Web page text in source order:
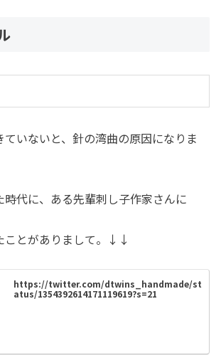
いないと、針の湾曲の原因になりま
代に、ある先輩刺し子作家さんに
ことがありまして。↓↓
https://twitter.com/dtwins_handmade/st
atus/1354392614171119619?s=21